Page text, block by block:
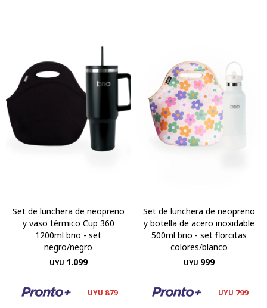
Set de lunchera de neopreno
y vaso térmico Cup 360
1200ml brio - set
negro/negro
UYU 1.099
UYU 879
Set de lunchera de neopreno
y botella de acero inoxidable
500ml brio - set florcitas
colores/blanco
UYU 999
UYU 799